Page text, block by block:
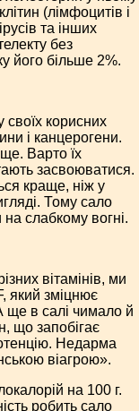
(лімфоцитів і
та інших
без
його більше 2%.
своїх корисних
і канцерогени.
Варто їх
засвоюватися.
краще, ніж у
Тому сало
слабкому вогні.
вітамінів, ми
який зміцнює
ще в салі чимало й
що запобігає
Недарма
віагрою».
на 100 г.
робить сало